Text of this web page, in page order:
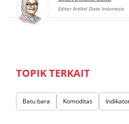
Editor Artikel Data Indonesia
TOPIK TERKAIT
Batu bara Komoditas